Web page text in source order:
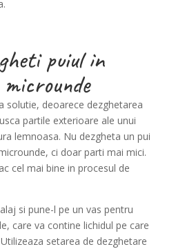
puiul in
solutie, deoarece dezghetarea
partile exterioare ale unui
lemnoasa. Nu dezgheta un pui
ci doar parti mai mici.
cel mai bine in procesul de
si pune-l pe un vas pentru
care va contine lichidul pe care
setarea de dezghetare